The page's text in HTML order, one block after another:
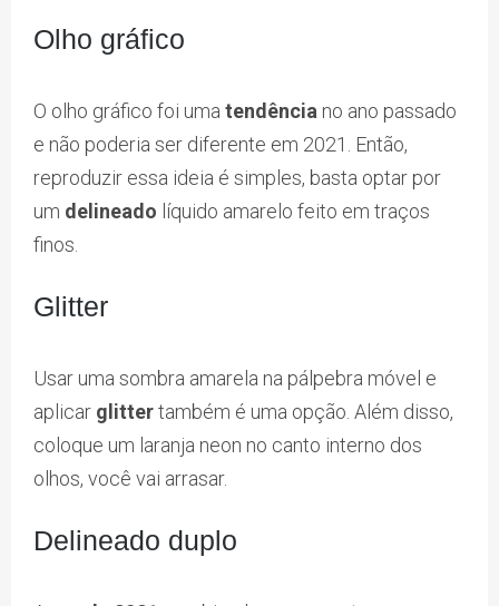
Olho gráfico
O olho gráfico foi uma tendência no ano passado
e não poderia ser diferente em 2021. Então,
reproduzir essa ideia é simples, basta optar por
um delineado líquido amarelo feito em traços
finos.
Glitter
Usar uma sombra amarela na pálpebra móvel e
aplicar glittertambém é uma opção. Além disso,
coloque um laranja neon no canto interno dos
olhos, você vai arrasar.
Delineado duplo